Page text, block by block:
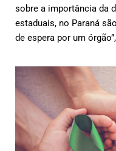
sobre a importância da
estaduais, no Paraná
de espera por um